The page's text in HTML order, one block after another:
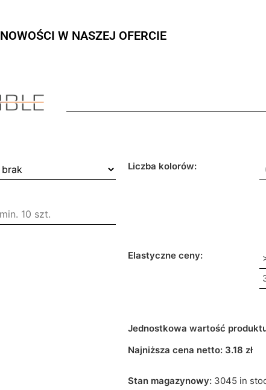
NOWOŚCI W NASZEJ OFERCIE
Liczba kolorów:
Elastyczne ceny:
Jednostkowa wartość
Najniższa cena netto: 3.18 zł
Stan magazynowy: 3045 in